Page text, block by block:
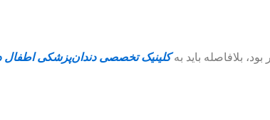
کلینیک تخصصی دندان‌پزشکی اطفال